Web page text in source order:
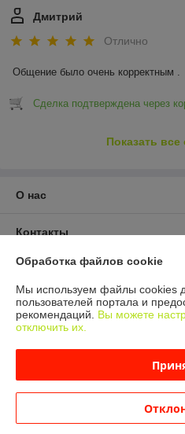
Дмитрий
Отлично
Общение было очень корректным .
Сделка подтверждена через
Показать
О нас
Контакты
Доставка и оплата
График работы
Политика обработки cookies
Сайт создан на платформе
Обработка файлов cookie
Мы используем файлы cookies
пользователей портала и
рекомендаций. Вы можете
отключить их.